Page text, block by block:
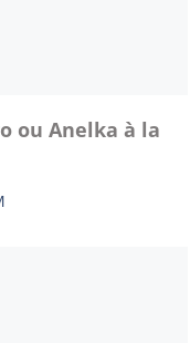
ou Anelka à la